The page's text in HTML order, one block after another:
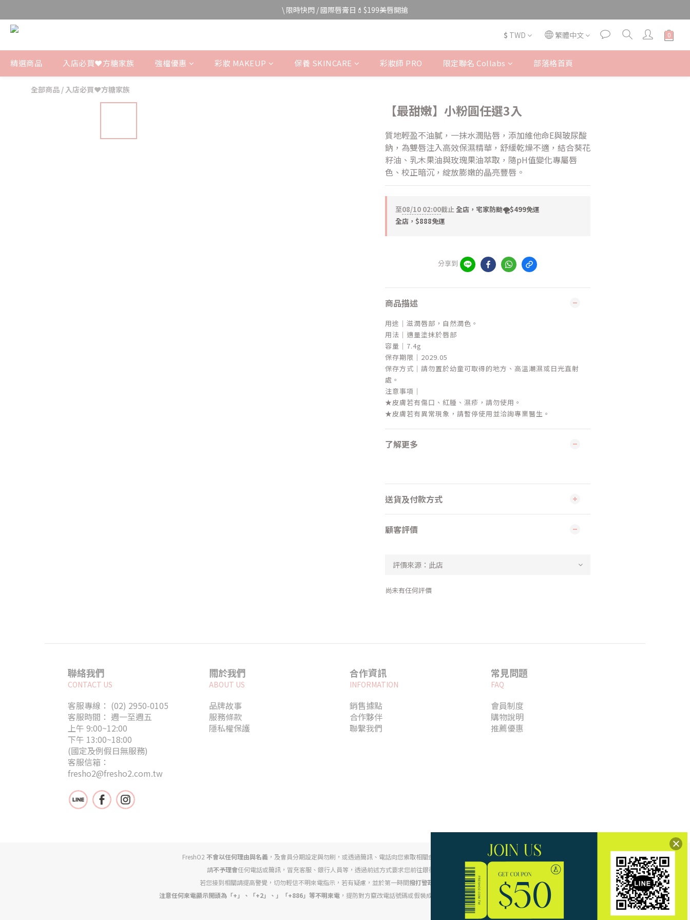
宅家防颱🌀全館$499免運費
\ 限時快閃 / 國際唇膏日💄$199美唇開搶
$ TWD 繁體中文
精選商品 入店必買❤️方糖家族 強檔優惠 彩妝 MAKEUP 保養 SKINCARE 彩妝師 PRO 限定聯名 Collabs 部落格首頁
全部商品 / 入店必買❤️方糖家族
【最甜嫩】小粉圓任選3入
質地輕盈不油膩，一抹水潤貼唇，添加維他命E與玻尿酸
鈉，為雙唇注入高效保濕精華，舒緩乾燥不適，結合葵花
籽油、乳木果油與玫瑰果油萃取，隨pH值變化專屬唇
色、校正暗沉，綻放膨嫩的晶亮豐唇。
至08/10 02:00截止全店，宅家防颱🌪️$499免運
全店，$888免運
分享到
商品描述
用途｜滋潤唇部，自然潤色。
用法｜適量塗抹於唇部
容量｜7.4g
保存期限｜2029.05
保存方式｜請勿置於幼童可取得的地方、高溫潮濕或日光直射
處。
注意事項｜
★皮膚若有傷口、紅腫、濕疹，請勿使用。
★皮膚若有異常現象，請暫停使用並洽詢專業醫生。
了解更多
送貨及付款方式
顧客評價
尚未有任何評價
聯絡我們
CONTACT US
客服專線： (02) 2950-0105
客服時間： 週一至週五
上午 9:00~12:00
下午 13:00~18:00
(國定及例假日無服務)
客服信箱：
fresho2@fresho2.com.tw
關於我們
ABOUT US
品牌故事
服務條款
隱私權保護
合作資訊
INFORMATION
銷售據點
合作夥伴
聯繫我們
常見問題
FAQ
會員制度
購物說明
推薦優惠
FreshO2 不會以任何理由與名義，及會員分期設定與勿刷，或透過簡訊、電話向您索取相關金融帳戶、信用卡相關資訊。
請不予理會任何電話或簡訊，冒充客服、銀行人員等，透過前述方式要求您前往銀行臨櫃或操作ATM。
若您接到相關請提高警覺，切勿輕信不明來電指示，若有疑慮，並於第一時間撥打警政署 165 反詐騙專線
注意任何來電顯示開頭為「+」、「+2」、」「+886」等不明來電 ，提防對方竄改電話號碼或假裝成特定公司、銀行、司法機關的手法。